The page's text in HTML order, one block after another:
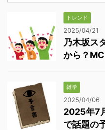
トレンド
2025/04/21
乃木坂ス
から？
雑学
2025/04/06
2025年7
で話題の